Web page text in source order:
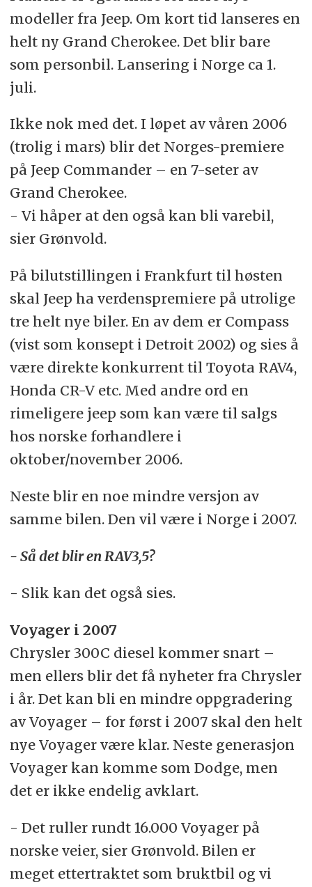
modeller fra Jeep. Om kort tid lanseres en
helt ny Grand Cherokee. Det blir bare
som personbil. Lansering i Norge ca 1.
juli.
Ikke nok med det. I løpet av våren 2006
(trolig i mars) blir det Norges-premiere
på Jeep Commander – en 7-seter av
Grand Cherokee.
- Vi håper at den også kan bli varebil,
sier Grønvold.
På bilutstillingen i Frankfurt til høsten
skal Jeep ha verdenspremiere på utrolige
tre helt nye biler. En av dem er Compass
(vist som konsept i Detroit 2002) og sies å
være direkte konkurrent til Toyota RAV4,
Honda CR-V etc. Med andre ord en
rimeligere jeep som kan være til salgs
hos norske forhandlere i
oktober/november 2006.
Neste blir en noe mindre versjon av
samme bilen. Den vil være i Norge i 2007.
- Så det blir en RAV3,5?
- Slik kan det også sies.
Voyager i 2007
Chrysler 300C diesel kommer snart –
men ellers blir det få nyheter fra Chrysler
i år. Det kan bli en mindre oppgradering
av Voyager – for først i 2007 skal den helt
nye Voyager være klar. Neste generasjon
Voyager kan komme som Dodge, men
det er ikke endelig avklart.
- Det ruller rundt 16.000 Voyager på
norske veier, sier Grønvold. Bilen er
meget ettertraktet som bruktbil og vi